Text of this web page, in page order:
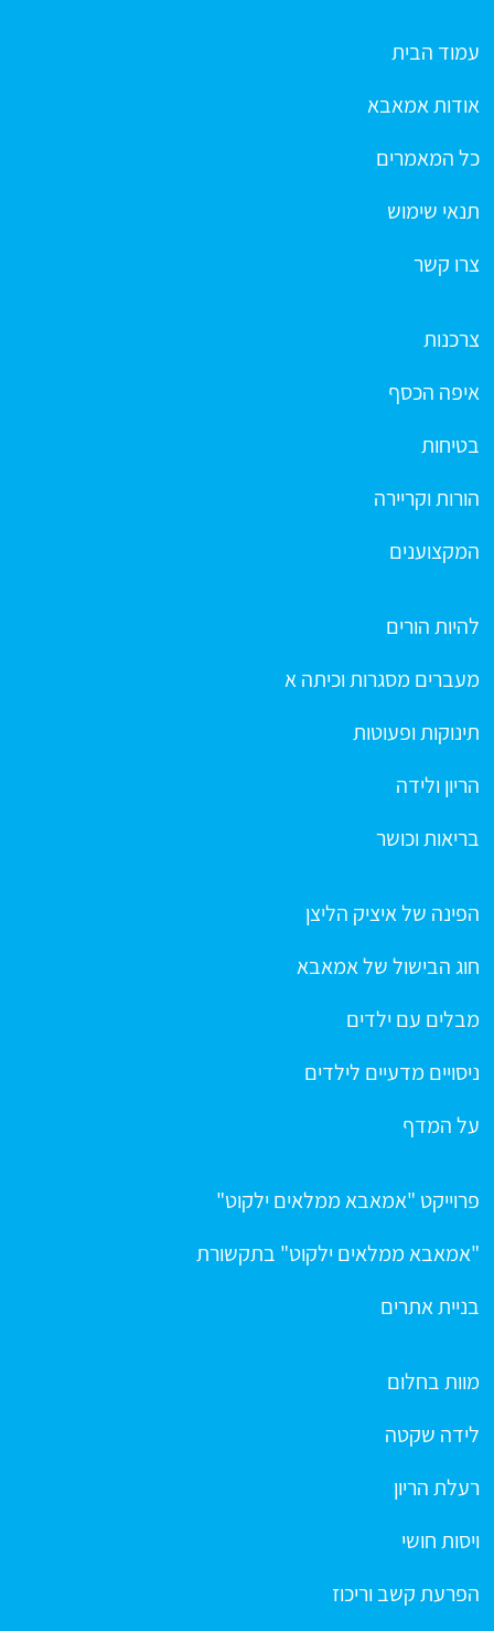
עמוד הבית
אודות אמאבא
כל המאמרים
תנאי שימוש
צרו קשר
צרכנות
איפה הכסף
בטיחות
הורות וקריירה
המקצוענים
להיות הורים
מעברים מסגרות וכיתה א
תינוקות ופעוטות
הריון ולידה
בריאות וכושר
הפינה של איציק הליצן
חוג הבישול של אמאבא
מבלים עם ילדים
ניסויים מדעיים לילדים
על המדף
פרוייקט "אמאבא ממלאים ילקוט"
"אמאבא ממלאים ילקוט" בתקשורת
בניית אתרים
מוות בחלום
לידה שקטה
רעלת הריון
ויסות חושי
הפרעת קשב וריכוז